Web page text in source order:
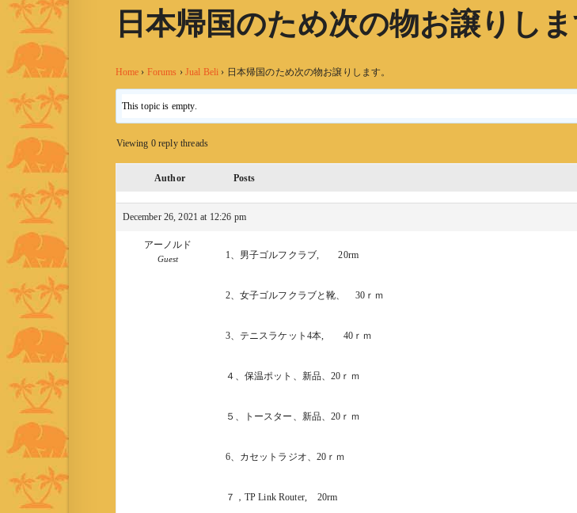
日本帰国のため次の物お譲りしま
Home › Forums › Jual Beli › 日本帰国のため次の物お譲りします。
This topic is empty.
Viewing 0 reply threads
Author Posts
December 26, 2021 at 12:26 pm
アーノルド
Guest 1、男子ゴルフクラブ, 20rm
2、女子ゴルフクラブと靴、 30ｒｍ
3、テニスラケット4本, 40ｒｍ
４、保温ポット、新品、20ｒｍ
５、トースター、新品、20ｒｍ
6、カセットラジオ、20ｒｍ
７，TP Link Router, 20rm